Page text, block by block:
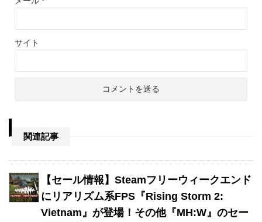
サイト
関連記事
【セール情報】Steamフリーウィークエンド
にリアリズム系FPS『Rising Storm 2:
Vietnam』が登場！その他『MH:W』のセー